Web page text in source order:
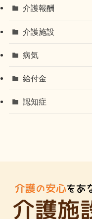
介護報酬
介護施設
病気
給付金
認知症